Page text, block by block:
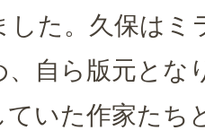
した。久保はミ
、自ら版元とな
ていた作家たち